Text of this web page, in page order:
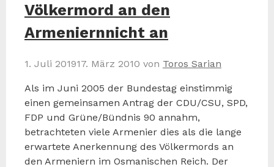
Völkermord an den
Armeniernnicht an
1. Juli 201917. März 2010 von Toros Sarian
Als im Juni 2005 der Bundestag einstimmig
einen gemeinsamen Antrag der CDU/CSU, SPD,
FDP und Grüne/Bündnis 90 annahm,
betrachteten viele Armenier dies als die lange
erwartete Anerkennung des Völkermords an
den Armeniern im Osmanischen Reich. Der